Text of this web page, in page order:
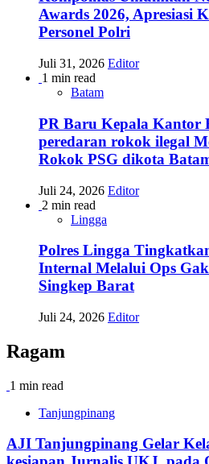
Awards 2026, Apresiasi
Personel Polri
Juli 31, 2026 Editor
1 min read
Batam
PR Baru Kepala Kantor
peredaran rokok ilegal
Rokok PSG dikota
Juli 24, 2026 Editor
2 min read
Lingga
Polres Lingga
Internal Melalui Ops
Singkep Barat
Juli 24, 2026 Editor
Ragam
1 min read
Tanjungpinang
AJI Tanjungpinang Gelar